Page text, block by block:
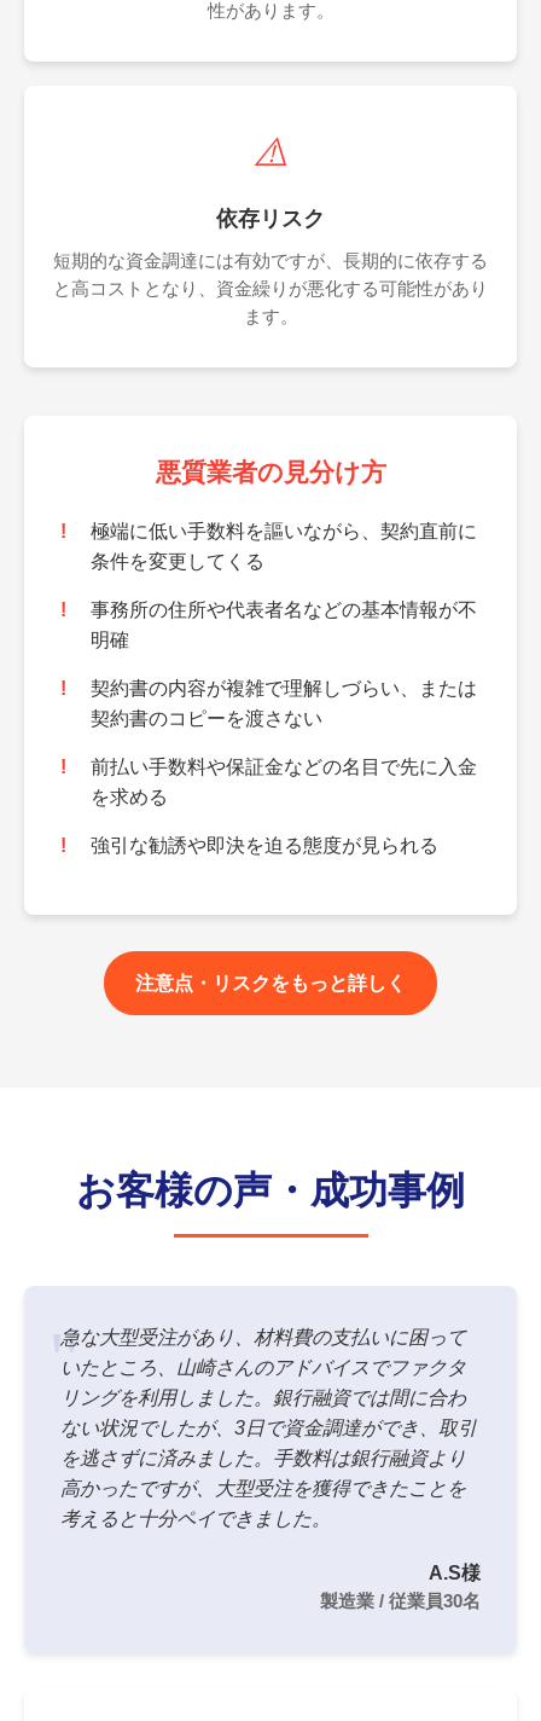
性があります。
⚠️
依存リスク
短期的な資金調達には有効ですが、長期的に依存する
と高コストとなり、資金繰りが悪化する可能性があり
ます。
悪質業者の見分け方
極端に低い手数料を謳いながら、契約直前に
条件を変更してくる
事務所の住所や代表者名などの基本情報が不
明確
契約書の内容が複雑で理解しづらい、または
契約書のコピーを渡さない
前払い手数料や保証金などの名目で先に入金
を求める
強引な勧誘や即決を迫る態度が見られる
注意点・リスクをもっと詳しく
お客様の声・成功事例
急な大型受注があり、材料費の支払いに困って
いたところ、山崎さんのアドバイスでファクタ
リングを利用しました。銀行融資では間に合わ
ない状況でしたが、3日で資金調達ができ、取引
を逃さずに済みました。手数料は銀行融資より
高かったですが、大型受注を獲得できたことを
考えると十分ペイできました。
A.S様
製造業 / 従業員30名